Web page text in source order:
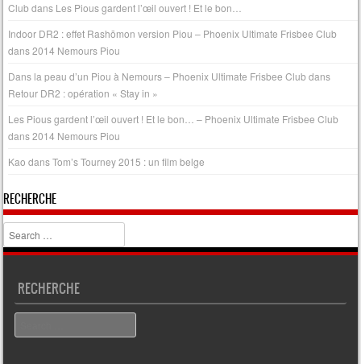
Clubdans Les Pious gardent l’œil ouvert ! Et le bon…
Indoor DR2 : effet Rashōmon version Piou – Phoenix Ultimate Frisbee Club
dans2014 Nemours Piou
Dans la peau d’un Piou à Nemours – Phoenix Ultimate Frisbee Clubdans
Retour DR2 : opération « Stay in »
Les Pious gardent l’œil ouvert ! Et le bon… – Phoenix Ultimate Frisbee Club
dans2014 Nemours Piou
Kao dansTom’s Tourney 2015 : un film belge
RECHERCHE
Search
RECHERCHE